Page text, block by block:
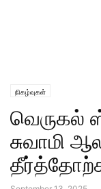
நிகழ்வுகள்
வெருகல்
சுவாமி